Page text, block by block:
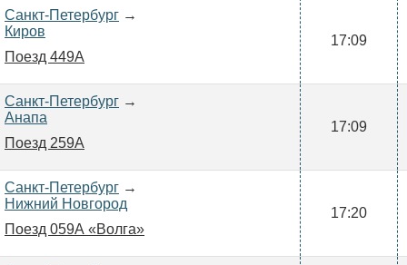
Санкт-Петербург →
Киров
Поезд 449А
17:09
Санкт-Петербург →
Анапа
Поезд 259А
17:09
Санкт-Петербург →
Нижний Новгород
Поезд 059А «Волга»
17:20